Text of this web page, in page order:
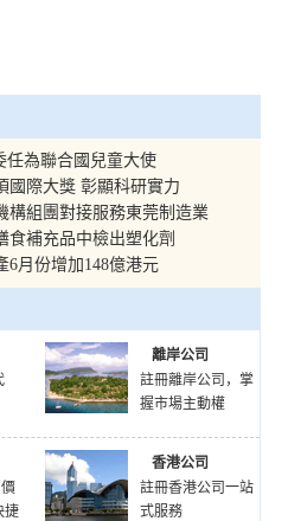
任為聯合國兒童大使
國際大獎 彰顯科研實力
構組團對接服務東莞制造業
食補充品中檢出塑化劑
6月份增加148億港元
離岸公司
註冊離岸公司，掌
握市場主動權
捷
香港公司
註冊香港公司一站
式服務